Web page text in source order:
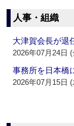
人事・組織
大津賀会長が
2026年07月24日 (
事務所を日本
2026年07月15日 (